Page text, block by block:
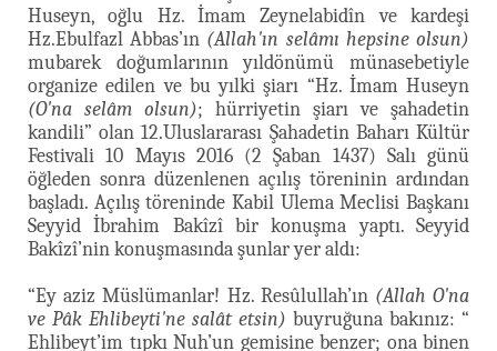
Huseyn, oğlu Hz. İmam Zeynelabidîn ve kardeşi
Hz.Ebulfazl Abbas’ın (Allah'ın selâmı hepsine olsun)
mubarek doğumlarının yıldönümü münasebetiyle
organize edilen ve bu yılki şiarı “Hz. İmam Huseyn
(O'na selâm olsun); hürriyetin şiarı ve şahadetin
kandili” olan 12.Uluslararası Şahadetin Baharı Kültür
Festivali 10 Mayıs 2016 (2 Şaban 1437) Salı günü
öğleden sonra düzenlenen açılış töreninin ardından
başladı. Açılış töreninde Kabil Ulema Meclisi Başkanı
Seyyid İbrahim Bakîzî bir konuşma yaptı. Seyyid
Bakîzî’nin konuşmasında şunlar yer aldı:
“Ey aziz Müslümanlar! Hz. Resûlullah’ın (Allah O'na
ve Pâk Ehlibeyti'ne salât etsin) buyruğuna bakınız: “
Ehlibeyt’im tıpkı Nuh’un gemisine benzer; ona binen